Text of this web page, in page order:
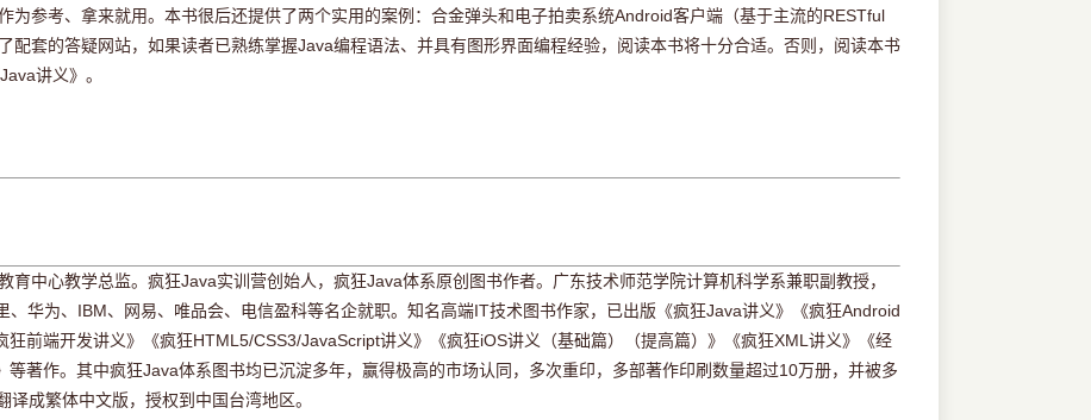
为参考、拿来就用。本书很后还提供了两个实用的案例：合金弹头和电子拍卖系统Android客户端（基于主流的RESTful
配套的答疑网站，如果读者已熟练掌握Java编程语法、并具有图形界面编程经验，阅读本书将十分合适。否则，阅读本书
讲义》。
育中心教学总监。疯狂Java实训营创始人，疯狂Java体系原创图书作者。广东技术师范学院计算机科学系兼职副教授，
、华为、IBM、网易、唯品会、电信盈科等名企就职。知名高端IT技术图书作家，已出版《疯狂Java讲义》《疯狂Android
前端开发讲义》《疯狂HTML5/CSS3/JavaScript讲义》《疯狂iOS讲义（基础篇）（提高篇）》《疯狂XML讲义》《经
著作。其中疯狂Java体系图书均已沉淀多年，赢得极高的市场认同，多次重印，多部著作印刷数量超过10万册，并被多
译成繁体中文版，授权到中国台湾地区。